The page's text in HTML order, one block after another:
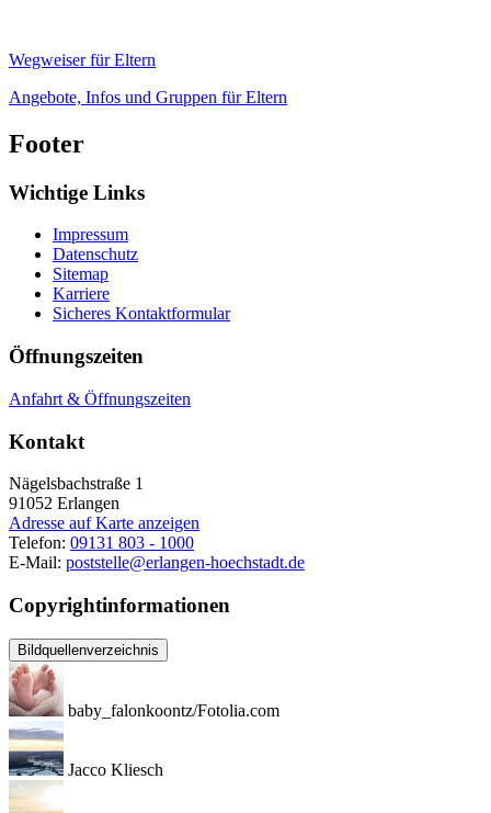
Wegweiser für Eltern
Angebote, Infos und Gruppen für Eltern
Footer
Wichtige Links
Impressum
Datenschutz
Sitemap
Karriere
Sicheres Kontaktformular
Öffnungszeiten
Anfahrt & Öffnungszeiten
Kontakt
Nägelsbachstraße 1
91052 Erlangen
Adresse auf Karte anzeigen
Telefon: 09131 803 - 1000
E-Mail: poststelle@erlangen-hoechstadt.de
Copyrightinformationen
Bildquellenverzeichnis
baby_falonkoontz/Fotolia.com
Jacco Kliesch